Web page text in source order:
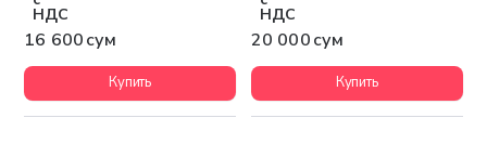
НДС
16 600 сум
Купить
НДС
20 000 сум
Купить